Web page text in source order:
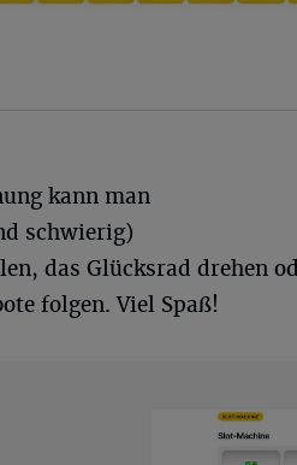
kann man
schwierig)
das Glücksrad drehen
folgen. Viel Spaß!